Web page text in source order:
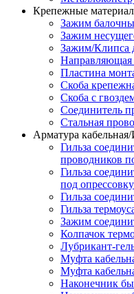
Крепежные
Зажим
Зажим
Зажим/Клипса
Направляющая
Пластина
Скоба
Скоба с
Соединитель
Стальная
Арматура
Гильза
проводников
Гильза
под опрессовку
Гильза
Гильза
Зажим
Колпачок
Лубрикант-
Муфта
Муфта
Наконечник